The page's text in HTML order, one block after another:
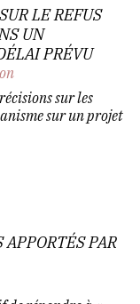
LE REFUS
UN
PRÉVU
sur les
sur un projet
PAR